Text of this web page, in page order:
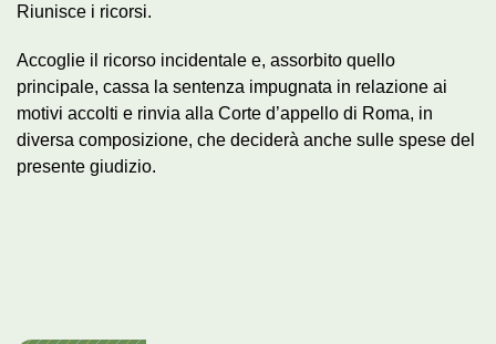
Riunisce i ricorsi.
Accoglie il ricorso incidentale e, assorbito quello
principale, cassa la sentenza impugnata in relazione ai
motivi accolti e rinvia alla Corte d’appello di Roma, in
diversa composizione, che deciderà anche sulle spese del
presente giudizio.